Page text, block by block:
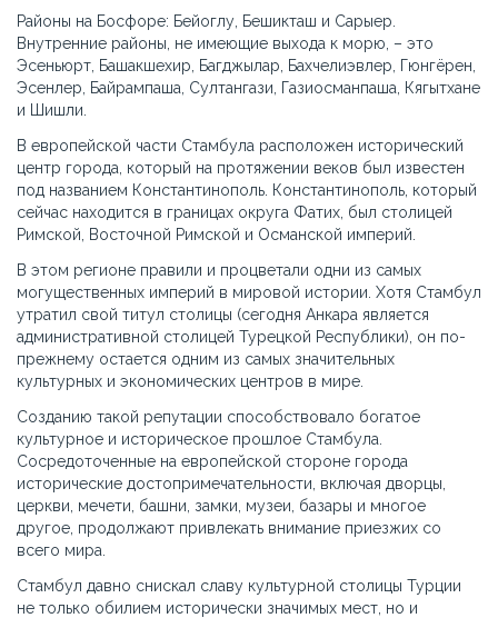
Районы на Босфоре: Бейоглу, Бешикташ и Сарыер.
Внутренние районы, не имеющие выхода к морю, – это
Эсеньюрт, Башакшехир, Багджылар, Бахчелиэвлер, Гюнгёрен,
Эсенлер, Байрампаша, Султангази, Газиосманпаша, Кягытхане
и Шишли.
В европейской части Стамбула расположен исторический
центр города, который на протяжении веков был известен
под названием Константинополь. Константинополь, который
сейчас находится в границах округа Фатих, был столицей
Римской, Восточной Римской и Османской империй.
В этом регионе правили и процветали одни из самых
могущественных империй в мировой истории. Хотя Стамбул
утратил свой титул столицы (сегодня Анкара является
административной столицей Турецкой Республики), он по-
прежнему остается одним из самых значительных
культурных и экономических центров в мире.
Созданию такой репутации способствовало богатое
культурное и историческое прошлое Стамбула.
Сосредоточенные на европейской стороне города
исторические достопримечательности, включая дворцы,
церкви, мечети, башни, замки, музеи, базары и многое
другое, продолжают привлекать внимание приезжих со
всего мира.
Стамбул давно снискал славу культурной столицы Турции
не только обилием исторически значимых мест, но и